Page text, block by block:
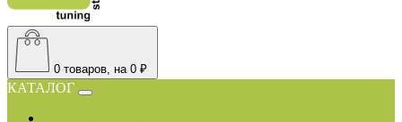
0 товаров, на 0 ₽
КАТАЛОГ